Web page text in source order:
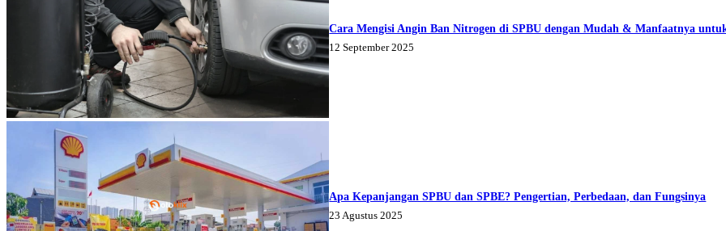
Cara Mengisi Angin Ban Nitrogen di SPBU dengan Mudah & Manfaatnya
12 September 2025
Apa Kepanjangan SPBU dan SPBE? Pengertian, Perbedaan, dan Fungsinya
23 Agustus 2025